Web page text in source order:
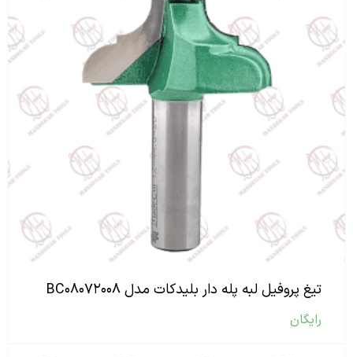
تیغ پروفیل لبه پله دار بلیدکات مدل BC۰۸۰۷۲۰۰۸
رایگان